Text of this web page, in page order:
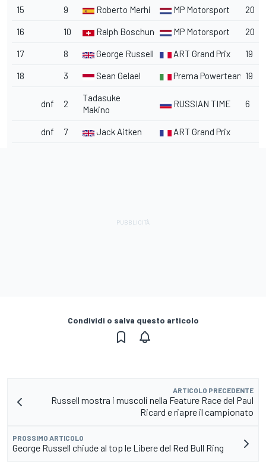
15 9 Roberto Merhi MP Motorsport 20
16 10 Ralph Boschung MP Motorsport 20
17 8 George Russell ART Grand Prix 19
18 3 Sean Gelael Prema Powerteam 19
dnf 2
Tadasuke
Makino
RUSSIAN TIME 6
dnf 7 Jack Aitken ART Grand Prix
Condividi o salva questo articolo
ARTICOLO PRECEDENTE
Russell mostra i muscoli nella Feature Race del Paul
Ricard e riapre il campionato
PROSSIMO ARTICOLO
George Russell chiude al top le Libere del Red Bull Ring